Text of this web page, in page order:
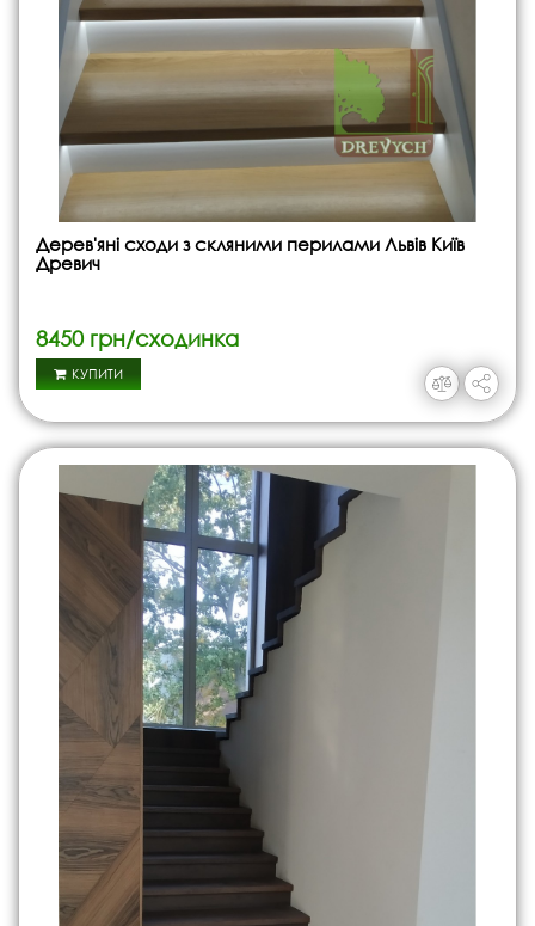
Дерев'яні сходи з скляними перилами Львів Київ
Древич
8450 грн/сходинка
КУПИТИ